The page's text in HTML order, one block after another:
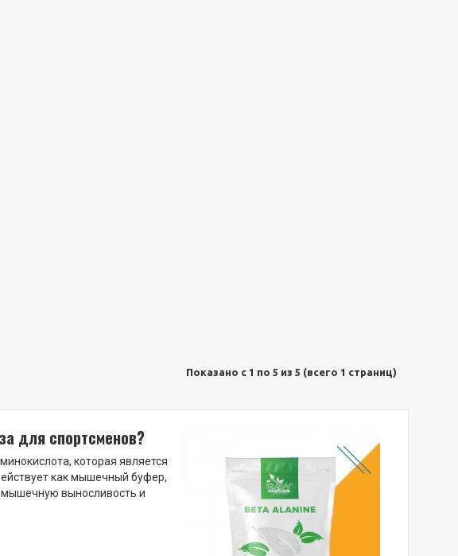
Показано с 1 по 5 из 5 (всего 1 страниц)
для спортсменов?
которая является
как мышечный буфер,
выносливость и